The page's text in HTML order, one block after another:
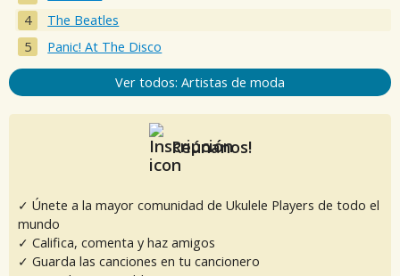
The Beatles
Panic! At The Disco
Ver todos: Artistas de moda
Reúnanos!
✓ Únete a la mayor comunidad de Ukulele Players de todo el
mundo
✓ Califica, comenta y haz amigos
✓ Guarda las canciones en tu cancionero